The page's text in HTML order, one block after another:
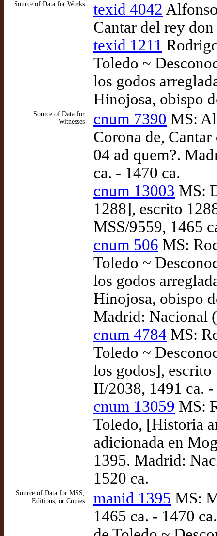
Source of Data for Works texid 4042
Cantar del rey
texid 1211
Toledo ~
los godos
Hinojosa, obispo
Source of Data for
Witnesses
cnum 7390 MS:
Corona de,
04 ad quem?.
ca. - 1470 ca.
cnum 13003 MS:
1288], escrito
MSS/9559, 1465
cnum 506 MS:
Toledo ~
los godos
Hinojosa, obispo
Madrid: Nacional
cnum 4784 MS:
Toledo ~
los godos],
II/2038, 1491 ca. -
cnum 13059 MS:
Toledo, [Historia
adicionada en
1395. Madrid:
1520 ca.
Source of Data for MSS,
Editions, or Copies
manid 1395 MS:
1465 ca. - 1470